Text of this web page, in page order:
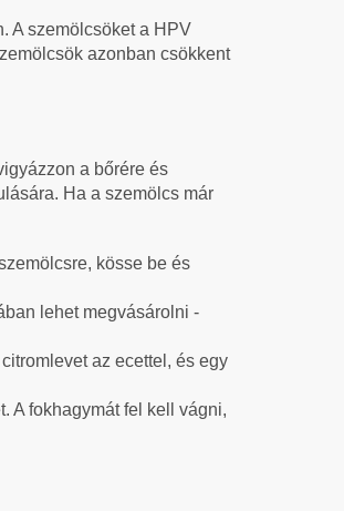
A szemölcsöket a HPV
azonban csökkent
a bőrére és
Ha a szemölcs már
kösse be és
lehet megvásárolni -
az ecettel, és egy
A fokhagymát fel kell vágni,